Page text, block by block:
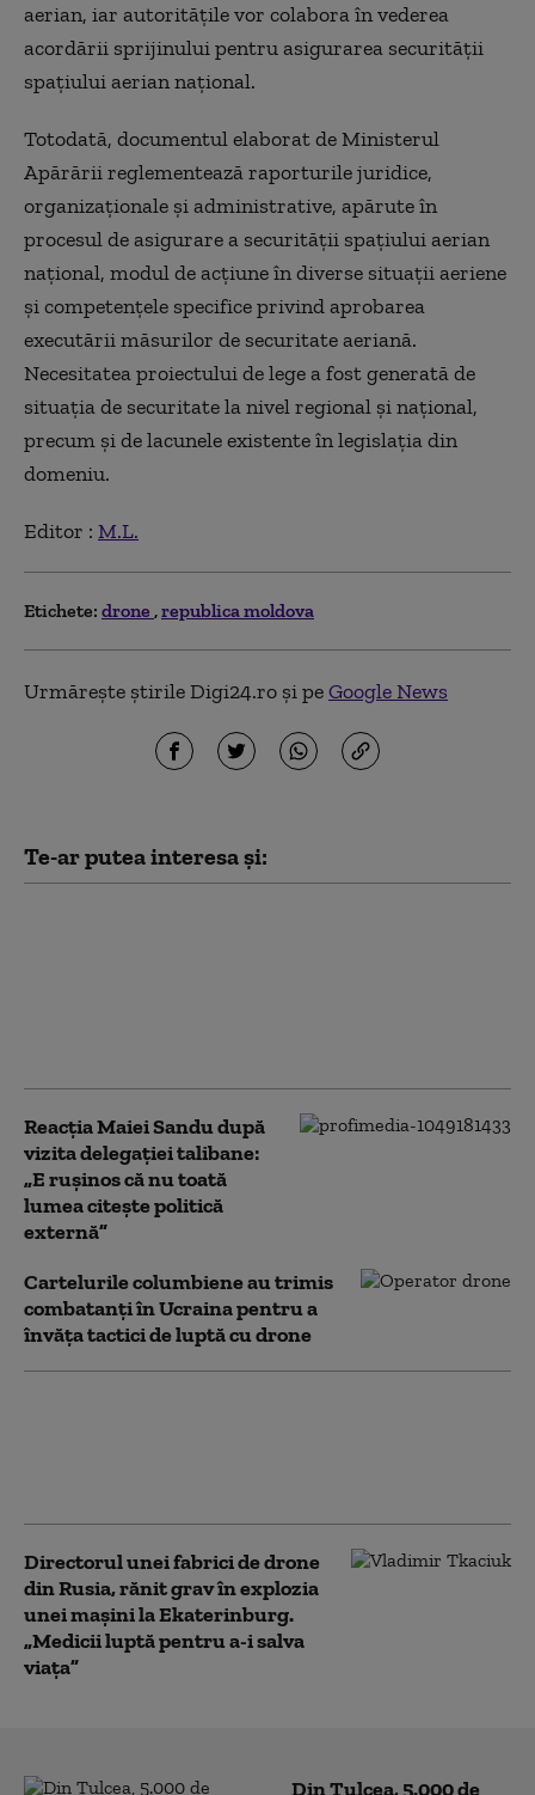
aerian, iar autorităţile vor colabora în vederea
acordării sprijinului pentru asigurarea securităţii
spaţiului aerian naţional.
Totodată, documentul elaborat de Ministerul
Apărării reglementează raporturile juridice,
organizaţionale şi administrative, apărute în
procesul de asigurare a securităţii spaţiului aerian
naţional, modul de acţiune în diverse situaţii aeriene
şi competenţele specifice privind aprobarea
executării măsurilor de securitate aeriană.
Necesitatea proiectului de lege a fost generată de
situaţia de securitate la nivel regional şi naţional,
precum şi de lacunele existente în legislaţia din
domeniu.
Editor : M.L.
Etichete: drone republica moldova
Urmărește știrile Digi24.ro și peGoogle News
Te-ar putea interesa și:
Reacția Maiei Sandu după
vizita delegaţiei talibane:
„E ruşinos că nu toată
lumea citeşte politică
externă”
Cartelurile columbiene au trimis
combatanți în Ucraina pentru a
învăța tactici de luptă cu drone
Directorul unei fabrici de drone
din Rusia, rănit grav în explozia
unei maşini la Ekaterinburg.
„Medicii luptă pentru a-i salva
viaţa”
Din Tulcea, 5.000 de